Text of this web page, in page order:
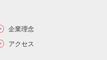
企業理念
アクセス